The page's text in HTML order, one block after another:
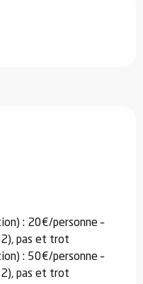
: 20€/personne –
2), pas et trot
: 50€/personne –
2), pas et trot